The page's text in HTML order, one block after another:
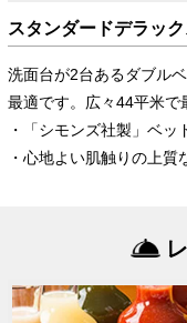
スタンダードデラッ
洗面台が2台あるダブル
最適です。広々44平米で
・「シモンズ社製」ベッ
・心地よい肌触りの上